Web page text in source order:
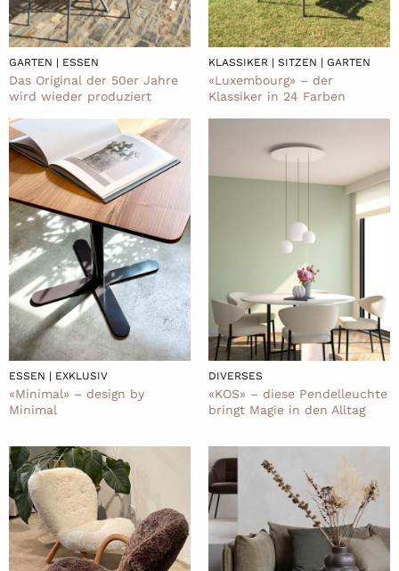
GARTEN | ESSEN
Das Original der 50er Jahre
wird wieder produziert
KLASSIKER | SITZEN | GARTEN
«Luxembourg» – der
Klassiker in 24 Farben
ESSEN | EXKLUSIV
«Minimal» – design by
Minimal
DIVERSES
«KOS» – diese Pendelleuchte
bringt Magie in den Alltag